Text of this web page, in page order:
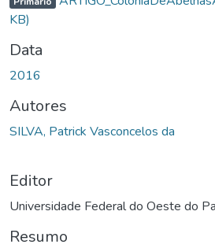
KB)
Data
2016
Autores
SILVA, Patrick Vasconcelos da
Editor
Universidade Federal do Oeste do
Resumo